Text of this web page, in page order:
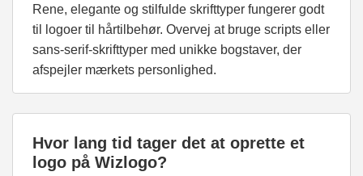
Rene, elegante og stilfulde skrifttyper fungerer godt
til logoer til hårtilbehør. Overvej at bruge scripts eller
sans-serif-skrifttyper med unikke bogstaver, der
afspejler mærkets personlighed.
Hvor lang tid tager det at oprette et
logo på Wizlogo?